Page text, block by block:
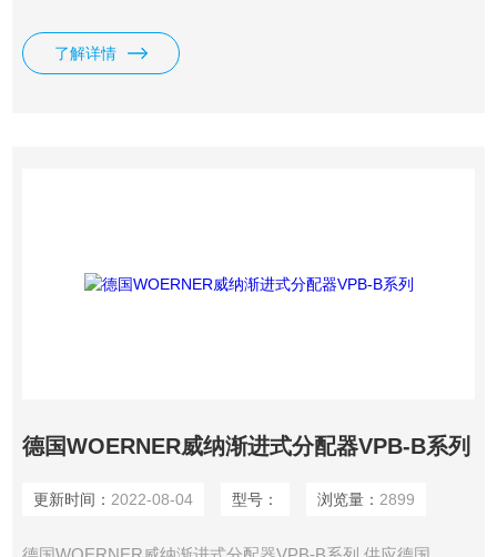
此系列流量计适用润滑剂均为稀油，材料均为铝
了解详情
德国WOERNER威纳渐进式分配器VPB-B系列
更新时间： 2022-08-04 型号： 浏览量： 2899